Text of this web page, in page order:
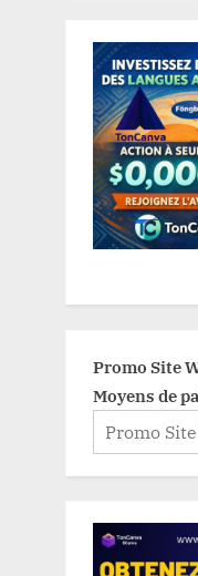
Promo Site
Moyens de